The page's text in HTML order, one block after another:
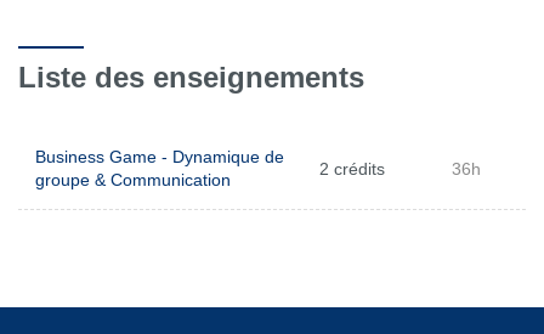
Liste des enseignements
Business Game - Dynamique de
groupe & Communication
2 crédits 36h